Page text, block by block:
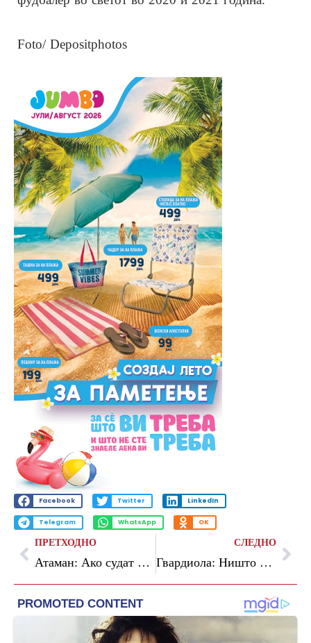
Foto/ Depositphotos
Facebook Twitter LinkedIn
Telegram WhatsApp OK
ПРЕТХОДНО
Атаман: Ако судат вака на Ф4, Валенсија ќе ја освои Евролигата
СЛЕДНО
Гвардиола: Ништо повеќе не зависи од нас